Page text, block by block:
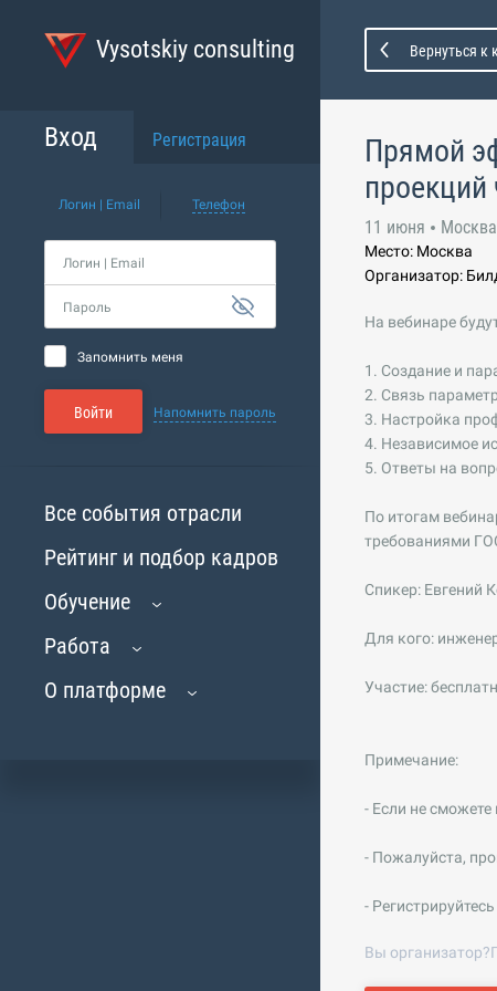
Vysotskiy consulting
Вход Регистрация
Логин | Email Телефон
Логин | Email
Пароль
Запомнить меня
Войти Напомнить пароль
Все события отрасли
Рейтинг и подбор кадров
Обучение
Работа
О платформе
Вернуться к
Прямой
проекций
11 июня Москва
Место: Москва
Организатор:
На вебинаре
1. Создание и
2. Связь
3. Настройка
4. Независимое
5. Ответы на
По итогам
требованиями
Спикер: Евгений
Для кого:
Участие:
Примечание:
- Если не сможете
- Пожалуйста,
-
Вы организатор?